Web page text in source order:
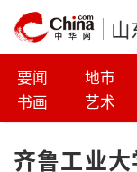
山
要闻 地市
书画
艺术
齐鲁工业